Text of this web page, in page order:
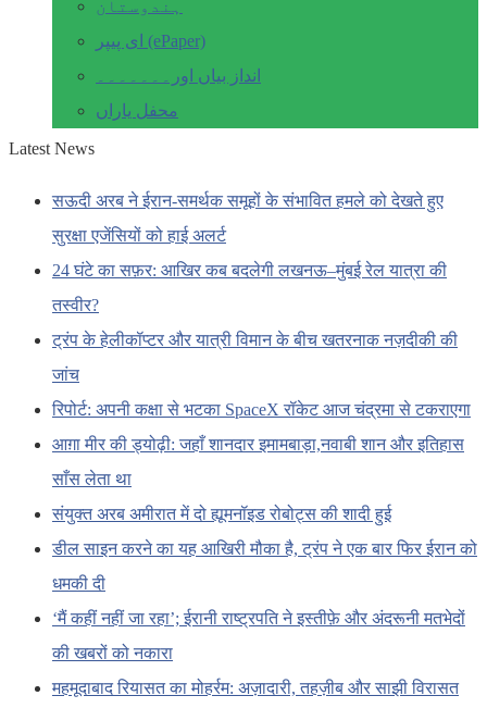
ہندوستان
ای پیپر (ePaper)
انداز بیاں اور۔۔۔۔۔۔۔
محفل یاراں
Latest News
सऊदी अरब ने ईरान-समर्थक समूहों के संभावित हमले को देखते हुए
सुरक्षा एजेंसियों को हाई अलर्ट
24 घंटे का सफ़र: आखिर कब बदलेगी लखनऊ–मुंबई रेल यात्रा की
तस्वीर?
ट्रंप के हेलीकॉप्टर और यात्री विमान के बीच खतरनाक नज़दीकी की
जांच
रिपोर्ट: अपनी कक्षा से भटका SpaceX रॉकेट आज चंद्रमा से टकराएगा
आग़ा मीर की ड्योढ़ी: जहाँ शानदार इमामबाड़ा,नवाबी शान और इतिहास
साँस लेता था
संयुक्त अरब अमीरात में दो ह्यूमनॉइड रोबोट्स की शादी हुई
डील साइन करने का यह आखिरी मौका है, ट्रंप ने एक बार फिर ईरान को
धमकी दी
‘मैं कहीं नहीं जा रहा’; ईरानी राष्ट्रपति ने इस्तीफ़े और अंदरूनी मतभेदों
की खबरों को नकारा
महमूदाबाद रियासत का मोहर्रम: अज़ादारी, तहज़ीब और साझी विरासत